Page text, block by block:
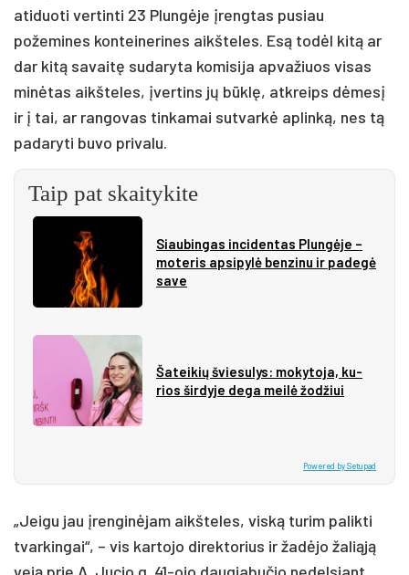
atiduoti vertinti 23 Plungėje įrengtas pusiau
požemines konteinerines aikšteles. Esą todėl kitą ar
dar kitą savaitę sudaryta komisija apvažiuos visas
minėtas aikšteles, įvertins jų būklę, atkreips dėmesį
ir į tai, ar rangovas tinkamai sutvarkė aplinką, nes tą
padaryti buvo privalu.
Taip pat skaitykite
Siau­bin­gas in­ci­den­tas Plun­gė­je –
mo­te­ris ap­si­py­lė ben­zi­nu ir pa­de­gė
sa­ve
Ša­tei­kių švie­su­lys: mo­ky­to­ja, ku­
rios šir­dy­je de­ga mei­lė žo­džiui
Powered by Setupad
„Jeigu jau įrenginėjam aikšteles, viską turim palikti
tvarkingai“, – vis kartojo direktorius ir žadėjo žaliąją